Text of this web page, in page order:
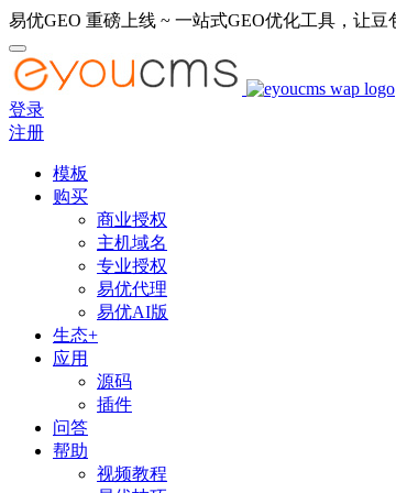
易优GEO 重磅上线 ~ 一站式GEO优化工具，让
登录
注册
模板
购买
商业授权
主机域名
专业授权
易优代理
易优AI版
生态+
应用
源码
插件
问答
帮助
视频教程